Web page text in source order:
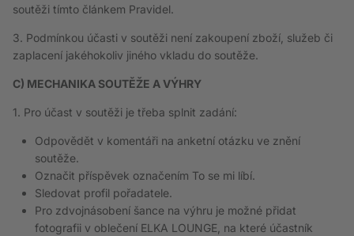
soutěži tímto článkem Pravidel.
3. Podmínkou účasti v soutěži není zakoupení zboží, služeb či
zaplacení jakéhokoliv jiného vkladu do soutěže.
C) MECHANIKA SOUTĚŽE A VÝHRY
1. Pro účast v soutěži je třeba splnit zadání:
Odpovědět v komentáři na anketní otázku ve znění
soutěže.
Označit příspěvek označením To se mi líbí.
Sledovat profil pořadatele.
Pro zdvojnásobení šance na výhru je možné přidat
fotografii v oblečení ELKA LOUNGE, na které účastník